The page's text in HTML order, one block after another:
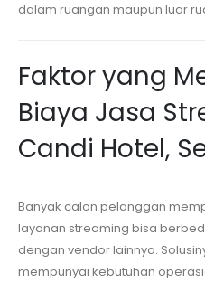
dalam ruangan maupun luar
Faktor yang
Biaya Jasa
Candi Hotel,
Banyak calon pelanggan
layanan streaming bisa
dengan vendor lainnya.
mempunyai kebutuhan